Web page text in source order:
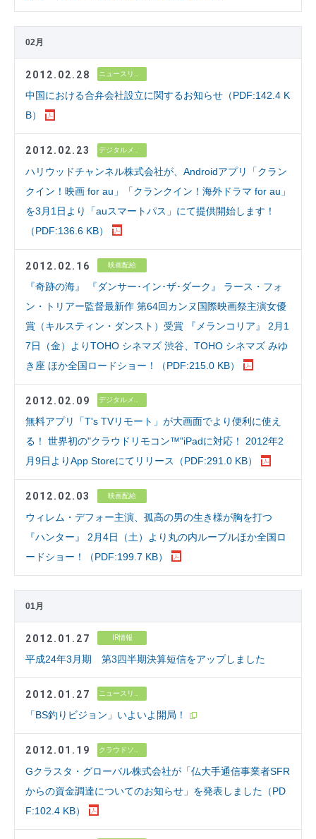
02月
2012.02.28 ニュースリリース
中国における合弁会社設立に関するお知らせ（PDF:142.4 K
B）
2012.02.23
ハリウッドチャンネル株式会社が、Androidアプリ「クラン
クイン！映画 for au」「クランクイン！海外ドラマ for au」
を3月1日より「auスマートパス」にて提供開始します！
（PDF:136.6 KB）
2012.02.16 映画配給
『奇跡の海』 『ダンサー･イン･ザ･ダーク』 ラース・フォ
ン・トリアー監督最新作 第64回カンヌ国際映画祭主演女優
賞（キルスティン・ダンスト）受賞 『メランコリア』 2月1
7日（金）よりTOHO シネマズ 渋谷、TOHO シネマズ みゆ
き座 ほか全国ロードショー！（PDF:215.0 KB）
2012.02.09 デジタルメディア
無料アプリ「T's TVリモート」が大画面でより便利に使え
る！ 世界初の"クラウドリモコン™"iPadに対応！ 2012年2
月9日よりApp Storeにてリリース（PDF:291.0 KB）
2012.02.03 映画配給
ウィレム・デフォー主演、孤高の男の生き様が胸を打つ
『ハンター』 2月4日（土）より丸の内ルーブルほか全国ロ
ードショー！（PDF:199.7 KB）
01月
2012.01.27 IR情報
平成24年3月期 第3四半期決算短信をアップしました
2012.01.27 ニュースリリース
「BS釣りビジョン」いよいよ開局！
2012.01.19
Gクラスタ・グローバル株式会社が「仏大手通信事業者SFR
からの資金調達についてのお知らせ」を発表しました（PD
F:102.4 KB）